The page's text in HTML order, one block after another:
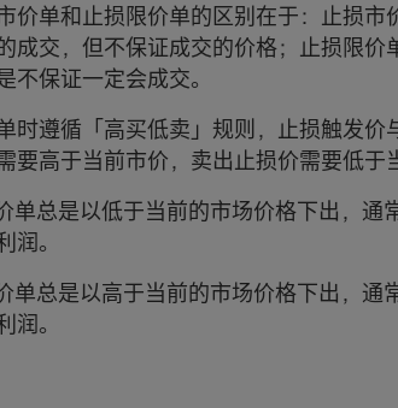
价单和止损限价单的区别在于：止损市
成交，但不保证成交的价格；止损限价
不保证一定会成交。
时遵循「高买低卖」规则，止损触发价
要高于当前市价，卖出止损价需要低于
单总是以低于当前的市场价格下出，通
润。
单总是以高于当前的市场价格下出，通
润。